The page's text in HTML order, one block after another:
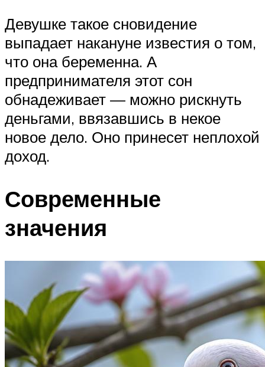
Девушке такое сновидение
выпадает накануне известия о том,
что она беременна. А
предпринимателя этот сон
обнадеживает — можно рискнуть
деньгами, ввязавшись в некое
новое дело. Оно принесет неплохой
доход.
Современные
значения